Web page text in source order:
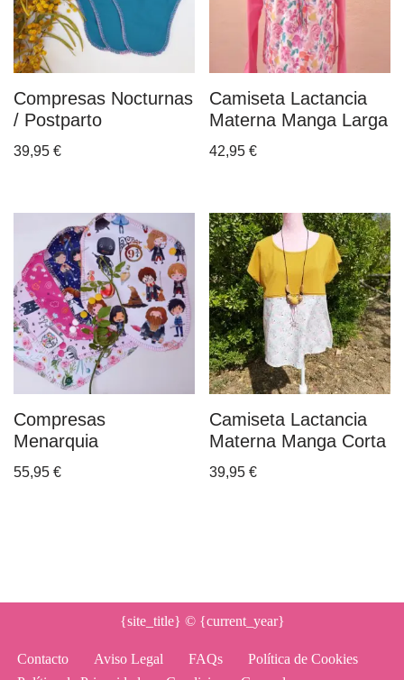
Compresas Nocturnas
/ Postparto
39,95 €
Camiseta Lactancia
Materna Manga Larga
42,95€
Compresas
Menarquia
55,95 €
Camiseta Lactancia
Materna Manga Corta
39,95€
{site_title} © {current_year}
Contacto Aviso Legal FAQs
Política de Cookies